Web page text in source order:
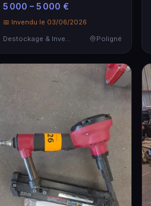
5 000 – 5 000 €
📅 Invendu le 03/06/2026
Poligné